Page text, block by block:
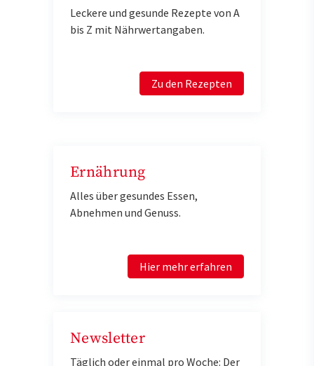
Leckere und gesunde Rezepte von A
bis Z mit Nährwertangaben.
Zu den Rezepten
Ernährung
Alles über gesundes Essen,
Abnehmen und Genuss.
Hier mehr erfahren
Newsletter
Täglich oder einmal pro Woche: Der